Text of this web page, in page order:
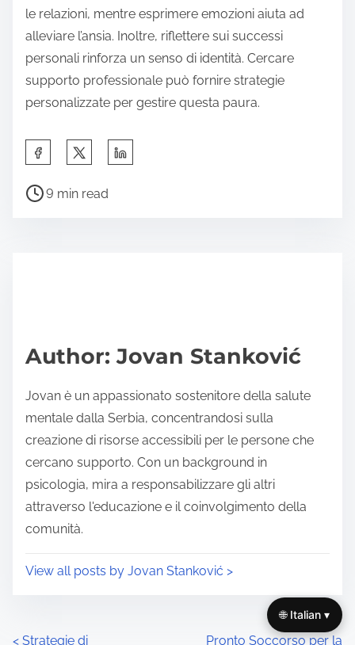
le relazioni, mentre esprimere emozioni aiuta ad
alleviare l’ansia. Inoltre, riflettere sui successi
personali rinforza un senso di identità. Cercare
supporto professionale può fornire strategie
personalizzate per gestire questa paura.
a
p
s
t
o
n
:
P
t
9 min read
Author: Jovan Stanković
Jovan è un appassionato sostenitore della salute
mentale dalla Serbia, concentrandosi sulla
creazione di risorse accessibili per le persone che
cercano supporto. Con un background in
psicologia, mira a responsabilizzare gli altri
attraverso l'educazione e il coinvolgimento della
comunità.
View all posts by Jovan Stanković >
< Strategie di Pronto Soccorso per la
🌐 Italian ▾